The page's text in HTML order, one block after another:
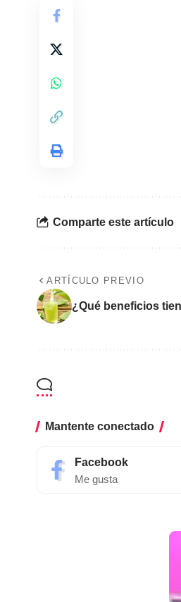
Comparte este artículo
ARTÍCULO PREVIO
¿Qué beneficios
Mantente conectado
Facebook
Me gusta